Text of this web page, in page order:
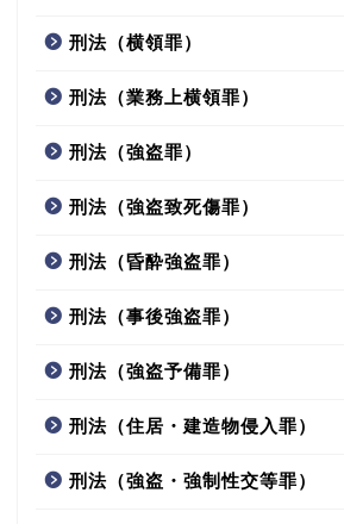
刑法（横領罪）
刑法（業務上横領罪）
刑法（強盗罪）
刑法（強盗致死傷罪）
刑法（昏酔強盗罪）
刑法（事後強盗罪）
刑法（強盗予備罪）
刑法（住居・建造物侵入罪）
刑法（強盗・強制性交等罪）